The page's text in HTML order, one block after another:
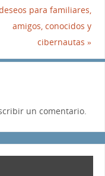
para familiares,
amigos, conocidos y
cibernautas»
un comentario.